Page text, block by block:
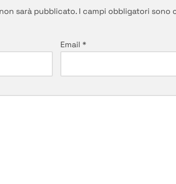
sarà pubblicato. I campi obbligatori sono
Email*